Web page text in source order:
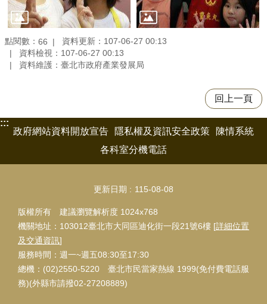
點閱數： 66
資料更新：107-06-27 00:13
資料檢視：107-06-27 00:13
資料維護：臺北市政府產業發展局
回上一頁
:::
政府網站資料開放宣告
隱私權及資訊安全政策
陳情系統
各科室分機電話
更新日期 115-08-08
版權所有 建議瀏覽解析度 1024x768
機關地址：103012臺北市大同區迪化街一段21號6樓 [詳細位置
及交通資訊]
服務時間：週一~週五08:30至17:30
總機：(02)2550-5220 臺北市民當家熱線 1999(免付費電話服
務)(外縣市請撥02-27208889)